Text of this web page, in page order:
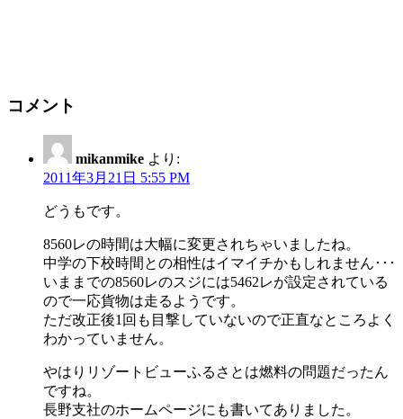
コメント
mikanmike より:
2011年3月21日 5:55 PM
どうもです。
8560レの時間は大幅に変更されちゃいましたね。
中学の下校時間との相性はイマイチかもしれません･･･
いままでの8560レのスジには5462レが設定されている
ので一応貨物は走るようです。
ただ改正後1回も目撃していないので正直なところよく
わかっていません。
やはりリゾートビューふるさとは燃料の問題だったん
ですね。
長野支社のホームページにも書いてありました。